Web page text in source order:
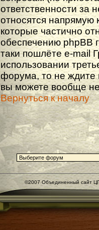
ответственности за
относятся напрямую
которые частично
обеспечению phpBB
таки пошлёте e-mail
использовании
форума, то не ждите
вы можете вообще не
Вернуться к началу
©2007 Объединенный сайт